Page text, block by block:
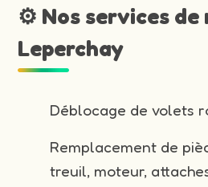
⚙️ Nos services
Leperchay
Déblocage de volets
Remplacement de
treuil, moteur,